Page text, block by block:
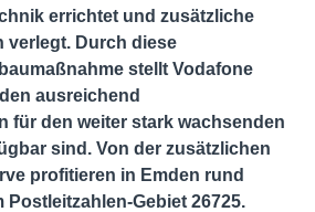
errichtet und zusätzliche
verlegt. Durch diese
stellt Vodafone
ausreichend
für den weiter stark wachsenden
sind. Von der zusätzlichen
profitieren in Emden rund
Postleitzahlen-Gebiet 26725.